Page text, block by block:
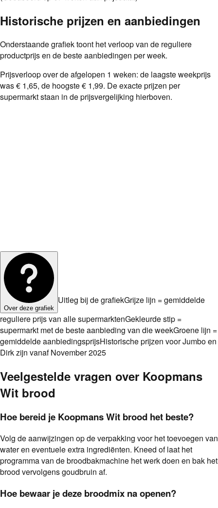
Historische prijzen en aanbiedingen
Onderstaande grafiek toont het verloop van de reguliere
productprijs en de beste aanbiedingen per week.
Prijsverloop over de afgelopen 1 weken: de laagste weekprijs
was€ 1,65, de hoogste€ 1,99. De exacte prijzen per
supermarkt staan in de prijsvergelijking hierboven.
Over deze grafiek
Uitleg bij de grafiekGrijze lijn = gemiddelde
reguliere prijs van alle supermarktenGekleurde stip =
supermarkt met de beste aanbieding van die weekGroene lijn =
gemiddelde aanbiedingsprijsHistorische prijzen voor Jumbo en
Dirk zijn vanaf November 2025
Veelgestelde vragen over Koopmans
Wit brood
Hoe bereid je Koopmans Wit brood het beste?
Volg de aanwijzingen op de verpakking voor het toevoegen van
water en eventuele extra ingrediënten. Kneed of laat het
programma van de broodbakmachine het werk doen en bak het
brood vervolgens goudbruin af.
Hoe bewaar je deze broodmix na openen?